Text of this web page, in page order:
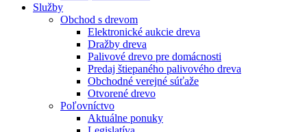
Služby
Obchod s drevom
Elektronické aukcie dreva
Dražby dreva
Palivové drevo pre domácnosti
Predaj štiepaného palivového dreva
Obchodné verejné súťaže
Otvorené drevo
Poľovníctvo
Aktuálne ponuky